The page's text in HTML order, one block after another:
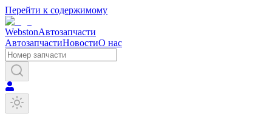
Перейти к содержимому
WebstonАвтозапчасти
АвтозапчастиНовостиО нас